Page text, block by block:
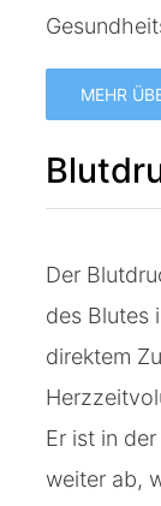
MEHR
Der
des Blutes
direktem
Er ist in
weiter ab,